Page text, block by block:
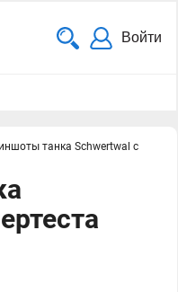
Войти
танка Schwertwal с